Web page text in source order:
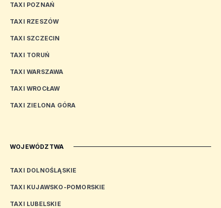
TAXI POZNAŃ
TAXI RZESZÓW
TAXI SZCZECIN
TAXI TORUŃ
TAXI WARSZAWA
TAXI WROCŁAW
TAXI ZIELONA GÓRA
WOJEWÓDZTWA
TAXI DOLNOŚLĄSKIE
TAXI KUJAWSKO-POMORSKIE
TAXI LUBELSKIE